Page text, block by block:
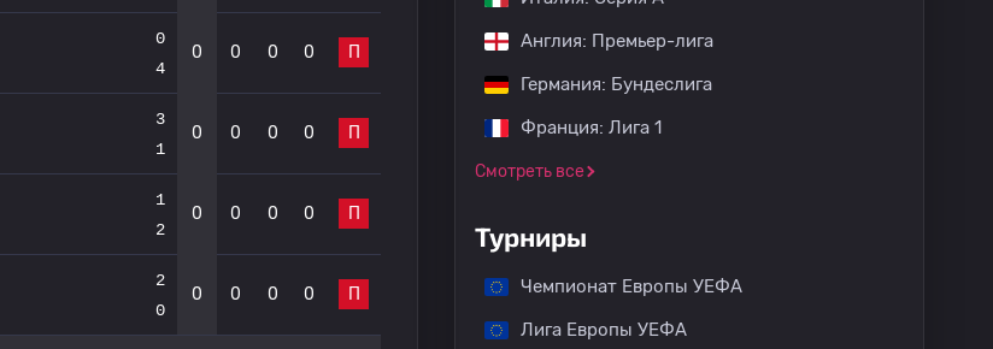
0
4
0 0 0 0 П
3
1
0 0 0 0 П
1
2
0 0 0 0 П
2
0
0 0 0 0 П
Англия: Премьер-лига
Германия: Бундеслига
Франция: Лига 1
Смотреть все
Турниры
Чемпионат Европы УЕФА
Лига Европы УЕФА